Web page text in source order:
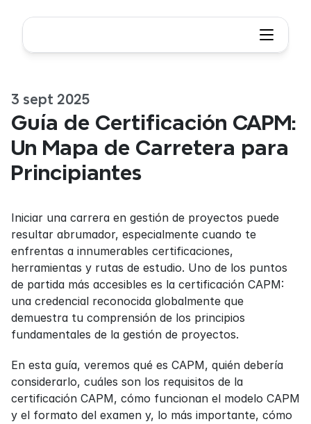
3 sept 2025
Guía de Certificación CAPM:
Un Mapa de Carretera para
Principiantes
Iniciar una carrera en gestión de proyectos puede
resultar abrumador, especialmente cuando te
enfrentas a innumerables certificaciones,
herramientas y rutas de estudio. Uno de los puntos
de partida más accesibles es la certificación CAPM:
una credencial reconocida globalmente que
demuestra tu comprensión de los principios
fundamentales de la gestión de proyectos.
En esta guía, veremos qué es CAPM, quién debería
considerarlo, cuáles son los requisitos de la
certificación CAPM, cómo funcionan el modelo CAPM
y el formato del examen y, lo más importante, cómo